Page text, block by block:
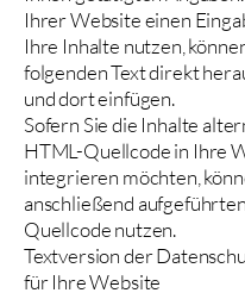
Ihrer Website einen
Ihre Inhalte nutzen,
folgenden Text direkt
und dort einfügen.
Sofern Sie die Inhalte
HTML-Quellcode in Ihre
integrieren möchten,
anschließend
Quellcode nutzen.
Textversion der
für Ihre Website